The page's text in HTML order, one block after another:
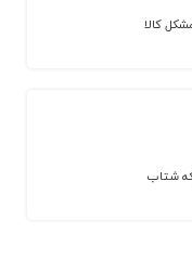
کالا
شتاب